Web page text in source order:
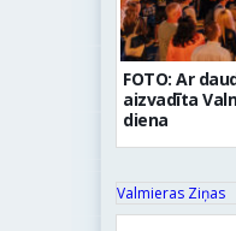
FOTO: Ar
aizvadīta
diena
Valmieras Ziņas